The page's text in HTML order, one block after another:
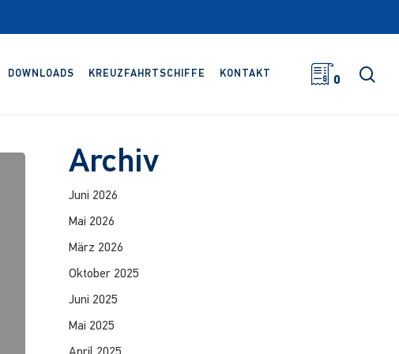
DOWNLOADS KREUZFAHRTSCHIFFE KONTAKT
0
Archiv
Juni 2026
Mai 2026
März 2026
Oktober 2025
Juni 2025
Mai 2025